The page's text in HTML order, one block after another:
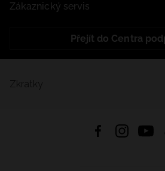
Zákaznický servis
Přejít do Centra